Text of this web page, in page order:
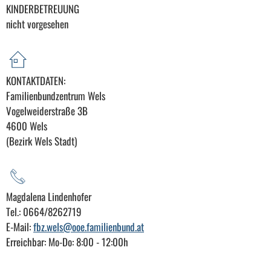
KINDERBETREUUNG
nicht vorgesehen
KONTAKTDATEN:
Familienbundzentrum Wels
Vogelweiderstraße 3B
4600 Wels
(Bezirk Wels Stadt)
Magdalena Lindenhofer
Tel.: 0664/8262719
E-Mail:fbz.wels@ooe.familienbund.at
Erreichbar: Mo-Do: 8:00 - 12:00h